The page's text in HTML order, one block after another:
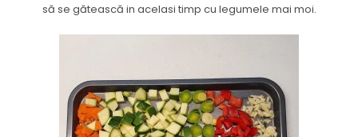
să se gătească in acelasi timp cu legumele mai moi.